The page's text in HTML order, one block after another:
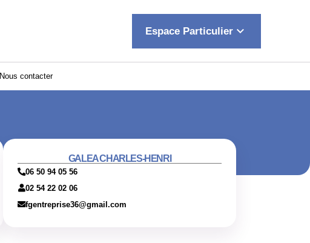
Espace Particulier keyboard_arrow_down
Nous contacter
GALEA CHARLES-HENRI
06 50 94 05 56
02 54 22 02 06
fgentreprise36@gmail.com